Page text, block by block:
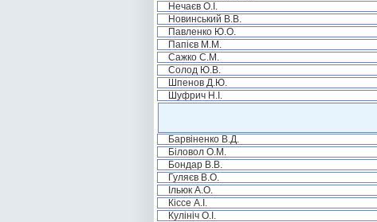
Нечаєв О.І.
Новинський В.В.
Павленко Ю.О.
Папієв М.М.
Сажко С.М.
Солод Ю.В.
Шпенов Д.Ю.
Шуфрич Н.І.
Барвіненко В.Д.
Біловол О.М.
Бондар В.В.
Гуляєв В.О.
Ільюк А.О.
Кіссе А.І.
Кулініч О.І.